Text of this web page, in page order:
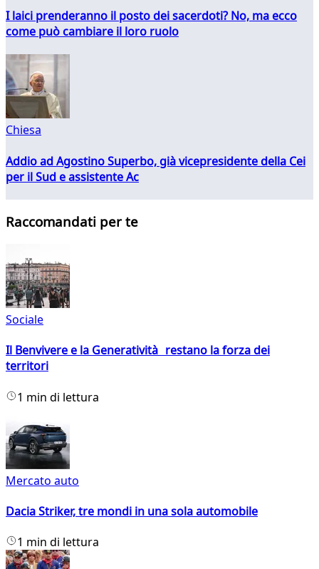
I laici prenderanno il posto dei sacerdoti? No, ma ecco
come può cambiare il loro ruolo
Chiesa
Addio ad Agostino Superbo, già vicepresidente della Cei
per il Sud e assistente Ac
Raccomandati per te
Sociale
Il Benvivere e la Generatività restano la forza dei
territori
1 min di lettura
Mercato auto
Dacia Striker, tre mondi in una sola automobile
1 min di lettura